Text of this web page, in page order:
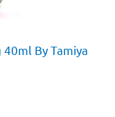
By Tamiya